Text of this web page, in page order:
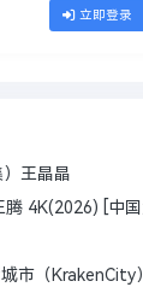
立即登录
王晶晶
腾 4K(2026) [中
市（KrakenCity